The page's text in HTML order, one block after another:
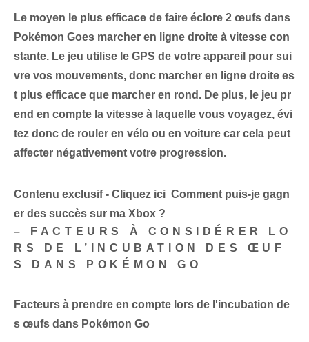
Le moyen le plus efficace de faire éclore 2 œufs dans
Pokémon Go⁢es marcher en ligne droite à vitesse con
stante. Le jeu utilise le GPS de votre appareil pour sui
vre vos mouvements, donc marcher en ligne droite es
t plus efficace que marcher en rond. De plus, le jeu pr
end en compte la vitesse à laquelle vous voyagez, évi
tez donc de rouler en vélo ou en voiture car cela peut
affecter négativement votre progression.
Contenu exclusif - Cliquez ici Comment puis-je gagn
er des succès sur ma Xbox ?
– FACTEURS À CONSIDÉRER LO
RS DE L’INCUBATION DES ŒUF
S DANS POKÉMON GO
Facteurs à prendre en compte lors de l'incubation de
s œufs dans Pokémon Go